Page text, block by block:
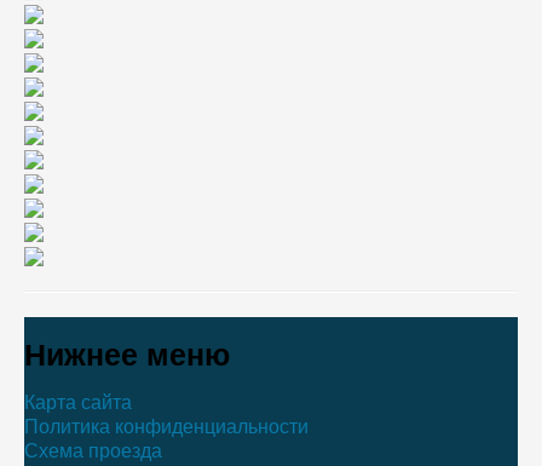
Нижнее меню
Карта сайта
Политика конфиденциальности
Схема проезда